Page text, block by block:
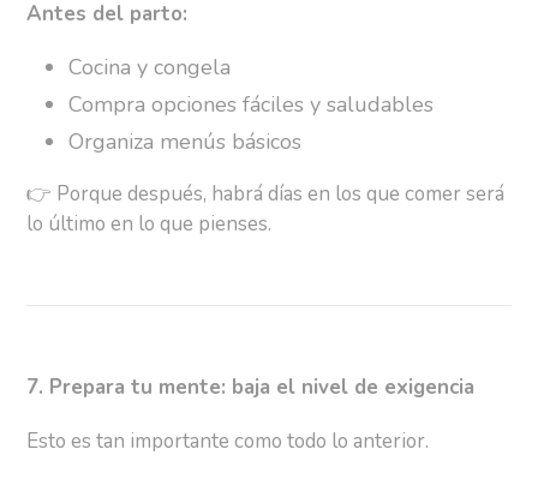
Antes del parto:
Cocina y congela
Compra opciones fáciles y saludables
Organiza menús básicos
👉 Porque después, habrá días en los que comer será
lo último en lo que pienses.
7. Prepara tu mente: baja el nivel de exigencia
Esto es tan importante como todo lo anterior.